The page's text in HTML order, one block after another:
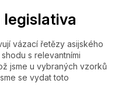
legislativa
vázací řetězy asijského
s relevantními
jsme u vybraných vzorků
se vydat toto